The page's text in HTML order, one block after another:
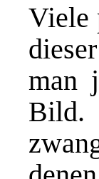
Viele
man